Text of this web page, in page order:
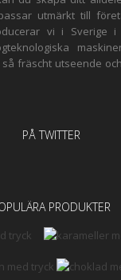
utmärkt till
vi i Sverige
fräscht utseende
PÅ TWITTER
PRODUKTER